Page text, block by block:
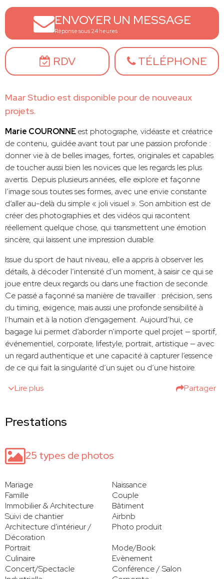
ENVOYER UN MESSAGE
Réponse sous 24 heures
RDV TÉLÉPHONE
Maar Studio est disponible pour de nouveaux
projets.
Marie COURONNEest photographe, vidéaste et créatrice
de contenu, guidée avant tout par une passion profonde :
donner vie à de belles images, fortes, originales et capables
de toucher aussi bien les novices que les regards les plus
avertis. Depuis plusieurs années, elle explore et façonne
l’image sous toutes ses formes, avec une envie constante
d’aller au-delà du simple « joli visuel ». Son ambition est de
créer des photographies et des vidéos qui racontent
réellement quelque chose, qui transmettent une émotion
sincère, qui laissent une impression durable.
Issue du sport de haut niveau, elle a appris à observer les
détails, à décoder l’intensité d’un moment, à saisir ce qui se
joue entre deux regards ou dans une fraction de seconde.
Ce passé a façonné sa manière de travailler : précision, sens
du timing, exigence, mais aussi une profonde sensibilité à
l’humain et à la notion d’engagement. Aujourd’hui, ce
bagage lui permet d’aborder n’importe quel projet — sportif,
événementiel, corporate, lifestyle, portrait, artistique — avec
un regard authentique et une capacité à capturer l’essence
de ce qui fait la singularité d’un sujet ou d’une histoire.
Lire plus
Partager
Prestations
25 types de photos
Mariage
Naissance
Famille
Couple
Immobilier & Architecture
Bâtiment
Suivi de chantier
Airbnb
Architecture d'intérieur /
Décoration
Photo produit
Portrait
Mode/Book
Culinaire
Evènement
Concert/Spectacle
Conférence / Salon